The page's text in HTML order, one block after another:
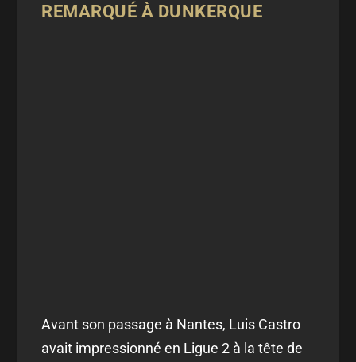
REMARQUÉ À DUNKERQUE
Avant son passage à Nantes, Luis Castro
avait impressionné en Ligue 2 à la tête de